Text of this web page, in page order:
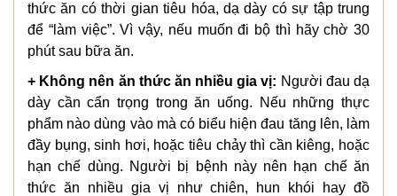
thức ăn có thời gian tiêu hóa, dạ dày có sự tập trung
để “làm việc”. Vì vậy, nếu muốn đi bộ thì hãy chờ 30
phút sau bữa ăn.
+ Không nên ăn thức ăn nhiều gia vị: Người đau dạ
dày cần cẩn trọng trong ăn uống. Nếu những thực
phẩm nào dùng vào mà có biểu hiện đau tăng lên, làm
đầy bụng, sinh hơi, hoặc tiêu chảy thì cần kiêng, hoặc
hạn chế dùng. Người bị bệnh này nên hạn chế ăn
thức ăn nhiều gia vị như chiên, hun khói hay đồ